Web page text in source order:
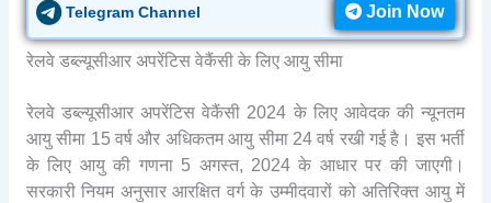
Telegram Channel Join Now
रेलवे डब्ल्यूसीआर अपरेंटिस वेकैंसी के लिए आयु सीमा
रेलवे डब्ल्यूसीआर अपरेंटिस वेकैंसी 2024 के लिए आवेदक की न्यूनतम
आयु सीमा 15 वर्ष और अधिकतम आयु सीमा 24 वर्ष रखी गई है। इस भर्ती
के लिए आयु की गणना 5 अगस्त, 2024 के आधार पर की जाएगी।
सरकारी नियम अनुसार आरक्षित वर्ग के उम्मीदवारों को अतिरिक्त आयु में